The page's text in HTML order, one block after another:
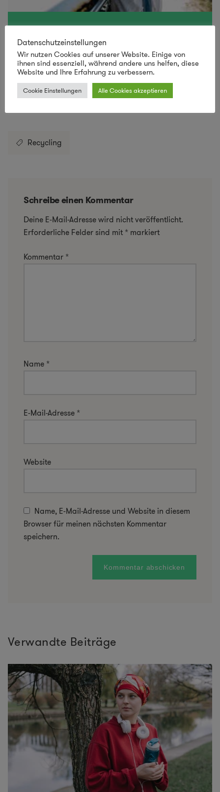
Lust auf mehr nachhaltiges Design
SCHAU VORBEI IM LILLI GREEN SHOP!
Save
Recycling
Schreibe einen Kommentar
Deine E-Mail-Adresse wird nicht veröffentlicht.
Erforderliche Felder sind mit * markiert
Kommentar *
Name *
E-Mail-Adresse *
Website
Name, E-Mail-Adresse und Website in diesem
Browser für meinen nächsten Kommentar
speichern.
Verwandte Beiträge
Datenschutzeinstellungen
Wir nutzen Cookies auf unserer Website. Einige von
ihnen sind essenziell, während andere uns helfen, diese
Website und Ihre Erfahrung zu verbessern.
Cookie Einstellungen Alle Cookies akzeptieren